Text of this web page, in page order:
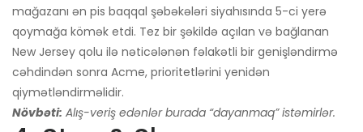
mağazanı ən pis baqqal şəbəkələri siyahısında 5-ci yerə
qoymağa kömək etdi. Tez bir şəkildə açılan və bağlanan
New Jersey qolu ilə nəticələnən fəlakətli bir genişləndirmə
cəhdindən sonra Acme, prioritetlərini yenidən
qiymətləndirməlidir.
Növbəti: Alış-veriş edənlər burada “dayanmaq” istəmirlər.